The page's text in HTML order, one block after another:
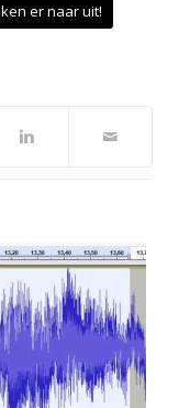
er naar uit!